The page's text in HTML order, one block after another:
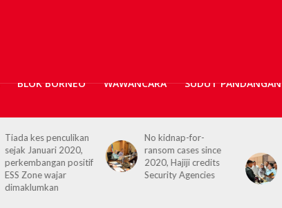
BLOK BORNEO WAWANCARA SUDUT PANDANGAN
No kidnap-for-
ransom cases since
2020, Hajiji credits
Security Agencies
PROTUNe bukan
sekadar
pertandingan, ia
platform bentuk